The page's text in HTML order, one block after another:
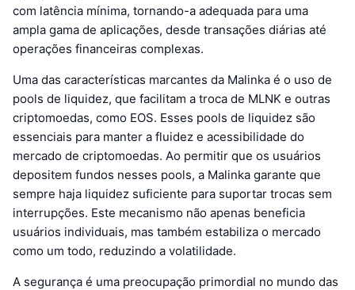
com latência mínima, tornando-a adequada para uma
ampla gama de aplicações, desde transações diárias até
operações financeiras complexas.
Uma das características marcantes da Malinka é o uso de
pools de liquidez, que facilitam a troca de MLNK e outras
criptomoedas, como EOS. Esses pools de liquidez são
essenciais para manter a fluidez e acessibilidade do
mercado de criptomoedas. Ao permitir que os usuários
depositem fundos nesses pools, a Malinka garante que
sempre haja liquidez suficiente para suportar trocas sem
interrupções. Este mecanismo não apenas beneficia
usuários individuais, mas também estabiliza o mercado
como um todo, reduzindo a volatilidade.
A segurança é uma preocupação primordial no mundo das